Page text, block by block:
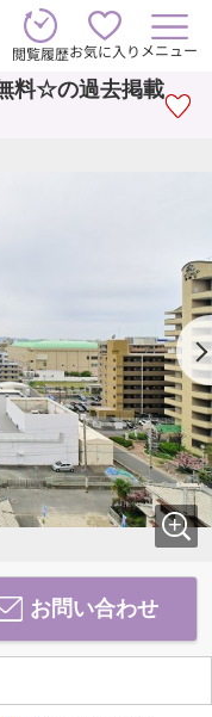
閲覧履歴お気に入り メニュー
料☆の過去掲載
お問い合わせ